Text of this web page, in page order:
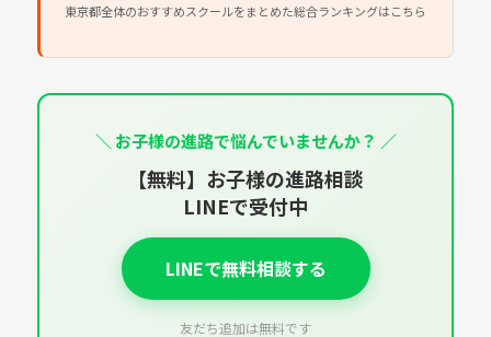
東京都全体のおすすめスクールをまとめた総合ランキングはこちら
＼ お子様の進路で悩んでいませんか？ ／
【無料】お子様の進路相談
LINEで受付中
LINEで無料相談する
友だち追加は無料です